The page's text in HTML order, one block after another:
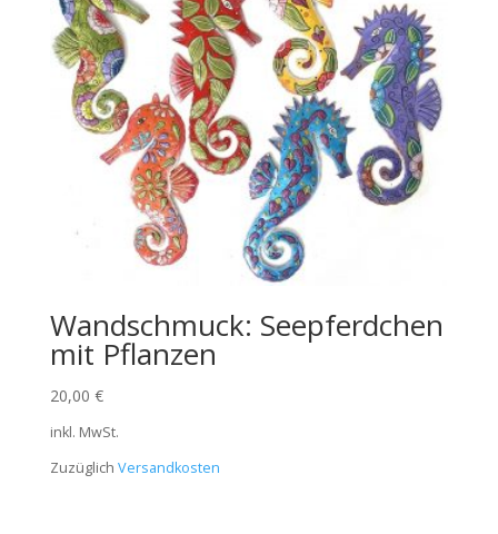
Wandschmuck: Seepferdchen
mit Pflanzen
20,00 €
inkl. MwSt.
Zuzüglich Versandkosten